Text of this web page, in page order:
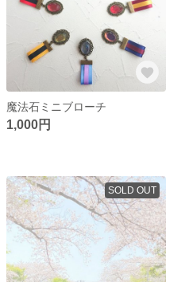
魔法石ミニブローチ
1,000円
SOLD OUT